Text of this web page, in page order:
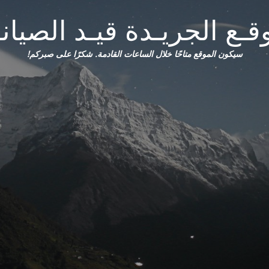
الجريـدة قيـد
سيكون الموقع متاحًا خلال الساعات القادمة. شكرًا على صبركم!